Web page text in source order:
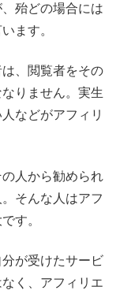
殆どの場合には
ます。
、閲覧者をその
りません。実生
などがアフィリ
人から勧められ
そんな人はアフ
す。
が受けたサービ
く、アフィリエ